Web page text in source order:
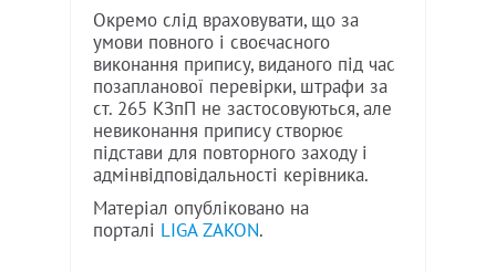
Окремо слід враховувати, що за
умови повного і своєчасного
виконання припису, виданого під час
позапланової перевірки, штрафи за
ст. 265 КЗпП не застосовуються, але
невиконання припису створює
підстави для повторного заходу і
адмінвідповідальності керівника.
Матеріал опубліковано на
порталі LIGA ZAKON.